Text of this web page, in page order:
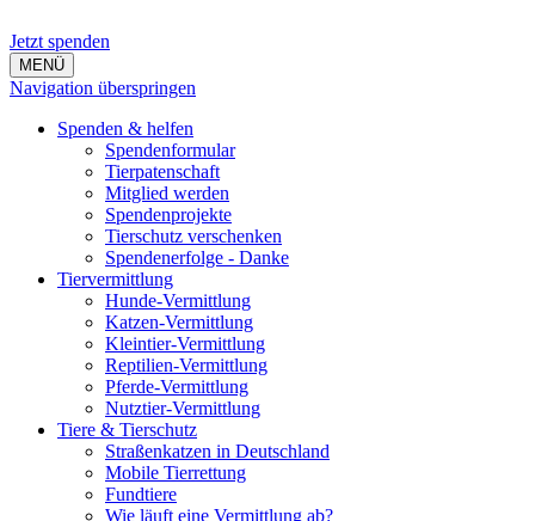
Jetzt spenden
MENÜ
Navigation überspringen
Spenden & helfen
Spendenformular
Tierpatenschaft
Mitglied werden
Spendenprojekte
Tierschutz verschenken
Spendenerfolge - Danke
Tiervermittlung
Hunde-Vermittlung
Katzen-Vermittlung
Kleintier-Vermittlung
Reptilien-Vermittlung
Pferde-Vermittlung
Nutztier-Vermittlung
Tiere & Tierschutz
Straßenkatzen in Deutschland
Mobile Tierrettung
Fundtiere
Wie läuft eine Vermittlung ab?